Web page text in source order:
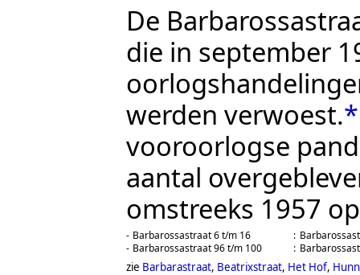
De
die in september
werden verwoest.*
vooroorlogse
aantal
omstreeks 1957
- Barbarossastraat 6 t/m 16 :
- Barbarossastraat 96 t/m 100 :
zie Barbarastraat, Beatrixstraat, Het Hof,